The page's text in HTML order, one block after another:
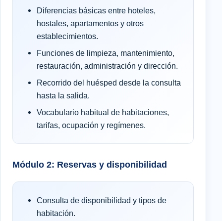
Diferencias básicas entre hoteles,
hostales, apartamentos y otros
establecimientos.
Funciones de limpieza, mantenimiento,
restauración, administración y dirección.
Recorrido del huésped desde la consulta
hasta la salida.
Vocabulario habitual de habitaciones,
tarifas, ocupación y regímenes.
Módulo 2: Reservas y disponibilidad
Consulta de disponibilidad y tipos de
habitación.